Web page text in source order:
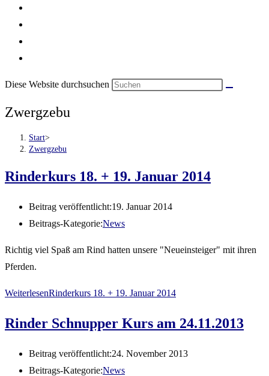
Diese Website durchsuchen
Zwergzebu
Start>
Zwergzebu
Rinderkurs 18. + 19. Januar 2014
Beitrag veröffentlicht:19. Januar 2014
Beitrags-Kategorie:News
Richtig viel Spaß am Rind hatten unsere "Neueinsteiger" mit ihren
Pferden.
WeiterlesenRinderkurs 18. + 19. Januar 2014
Rinder Schnupper Kurs am 24.11.2013
Beitrag veröffentlicht:24. November 2013
Beitrags-Kategorie:News